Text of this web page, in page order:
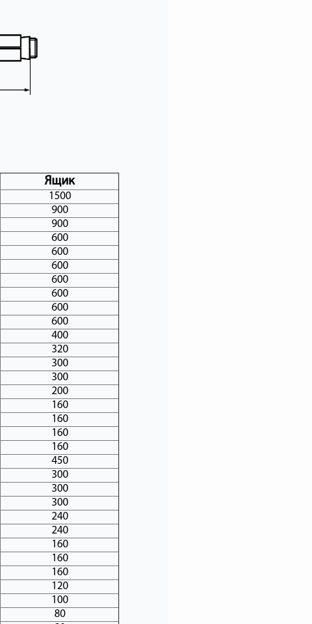
Ящик
1500
900
900
600
600
600
600
600
600
600
400
320
300
300
200
160
160
160
160
450
300
300
300
240
240
160
160
160
120
100
80